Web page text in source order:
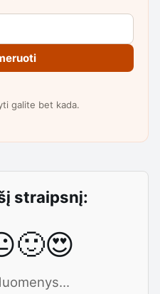
galite bet kada.
straipsnį:
🙂😍